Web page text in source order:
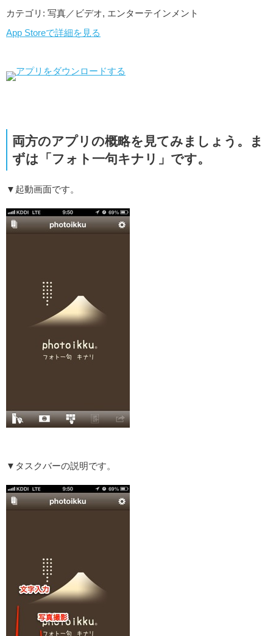
カテゴリ: 写真／ビデオ, エンターテインメント
App Storeで詳細を見る
両方のアプリの概略を見てみましょう。ま
ずは「フォト一句キナリ」です。
▼起動画面です。
▼タスクバーの説明です。